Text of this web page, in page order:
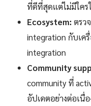
ที่ดีที่สุดแต่ไม่มีใคร
Ecosystem: ตรว
integration กับเค
integration
Community
community ที่
อัปเดตอย่างต่อเนื่